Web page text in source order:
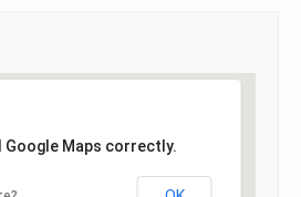
Google Maps correctly.